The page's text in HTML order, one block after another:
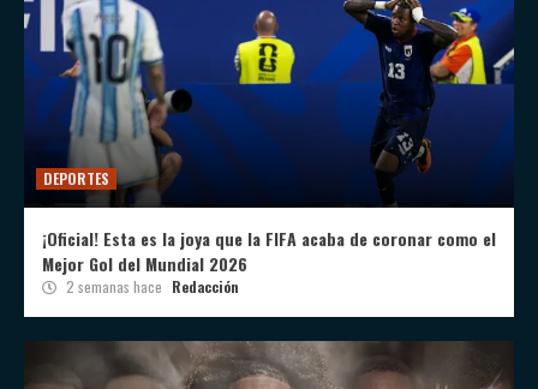
DEPORTES
¡Oficial! Esta es la joya que la FIFA acaba de coronar como el
Mejor Gol del Mundial 2026
2 semanas hace Redacción